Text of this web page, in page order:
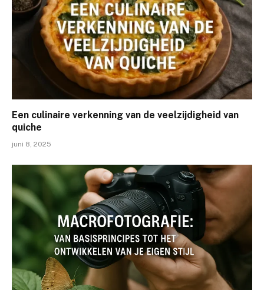
Een culinaire verkenning van de veelzijdigheid van
quiche
juni 8, 2025